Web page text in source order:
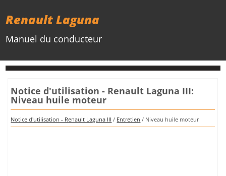
Renault Laguna
Manuel du conducteur
Notice d'utilisation - Renault Laguna III:
Niveau huile moteur
Notice d'utilisation - Renault Laguna III / Entretien / Niveau huile moteur